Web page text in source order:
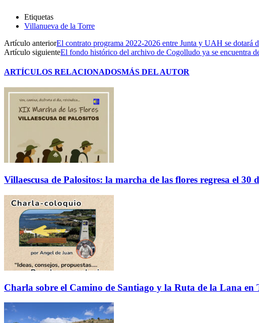
Etiquetas
Villanueva de la Torre
Artículo anteriorEl contrato programa 2022-2026 entre Junta y UAH se dotará
Artículo siguienteEl fondo histórico del archivo de Cogolludo ya se encuentra
ARTÍCULOS RELACIONADOSMÁS DEL AUTOR
Villaescusa de Palositos: la marcha de las flores regresa el 30
Charla sobre el Camino de Santiago y la Ruta de la Lana en